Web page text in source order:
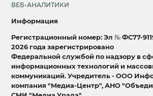
ВЕБ-АНАЛИТИКИ
Информация
Регистрационный номер: Эл № ФС77-
2026 года зарегистрировано
Федеральной службой по надзору в
информационных технологий и
коммуникаций. Учредитель - ООО
компания "Медиа-Центр", АНО